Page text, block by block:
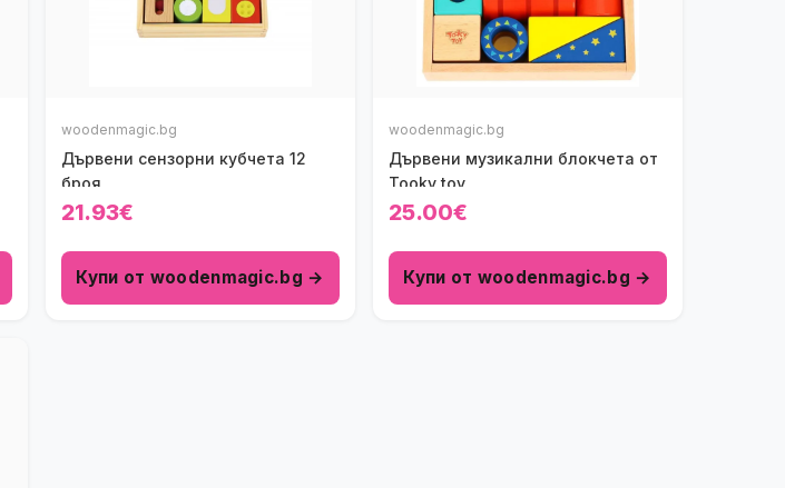
woodenmagic.bg
Дървени сензорни кубчета 12
броя
21.93€
Купи от woodenmagic.bg →
woodenmagic.bg
Дървени музикални блокчета от
Tooky toy
25.00€
Купи от woodenmagic.bg →